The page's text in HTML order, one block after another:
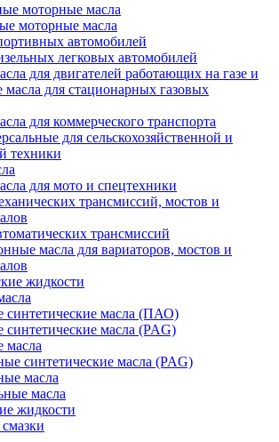
моторные масла
моторные масла
автомобилей
легковых автомобилей
для двигателей работающих на газе и
масла для стационарных газовых
для коммерческого транспорта
для сельскохозяйственной и
техники
для мото и спецтехники
трансмиссий, мостов и
трансмиссий
масла для вариаторов, мостов и
жидкости
синтетические масла (ПАО)
синтетические масла (PAG)
масла
синтетические масла (PAG)
масла
масла
жидкости